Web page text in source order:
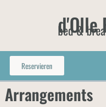
d'Olle
bed &
Reservieren
Arrangements